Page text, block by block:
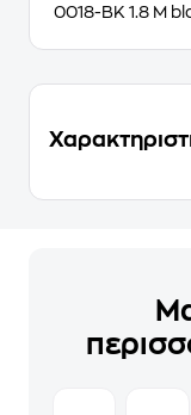
0018-BK 1.8 M